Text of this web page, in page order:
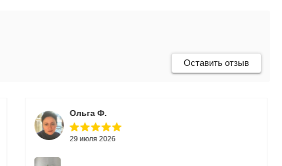
Оставить отзыв
Ольга Ф.
29 июля 2026